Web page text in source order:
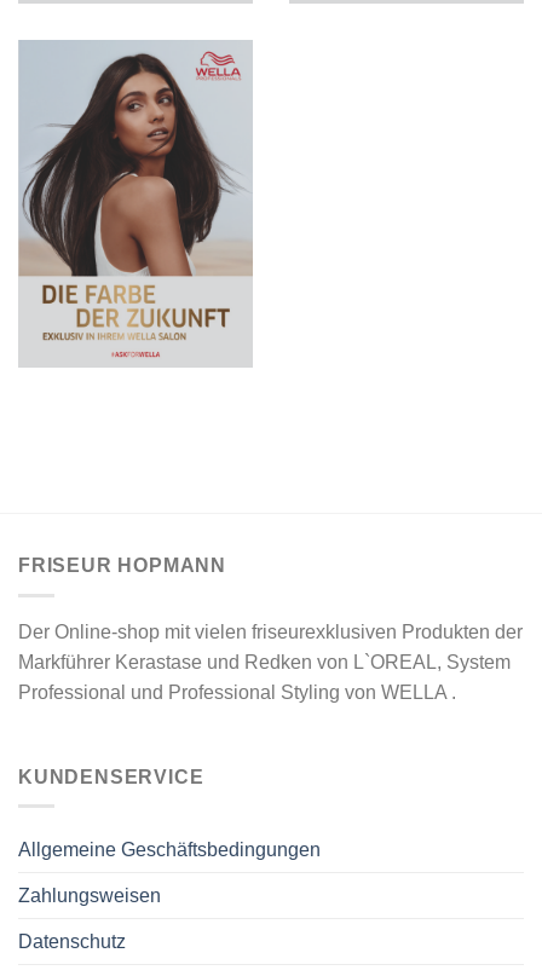
FRISEUR HOPMANN
Der Online-shop mit vielen friseurexklusiven Produkten der
Markführer Kerastase und Redken von L`OREAL, System
Professional und Professional Styling von WELLA .
KUNDENSERVICE
Allgemeine Geschäftsbedingungen
Zahlungsweisen
Datenschutz